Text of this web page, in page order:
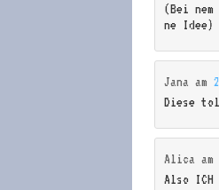
(Bei
ne Idee)
Jana am
Diese
Alica am
Also ICH